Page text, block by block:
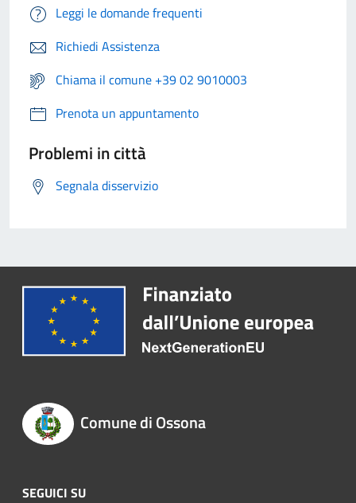
Leggi le domande frequenti
Richiedi Assistenza
Chiama il comune +39 02 9010003
Prenota un appuntamento
Problemi in città
Segnala disservizio
Comune di Ossona
SEGUICI SU